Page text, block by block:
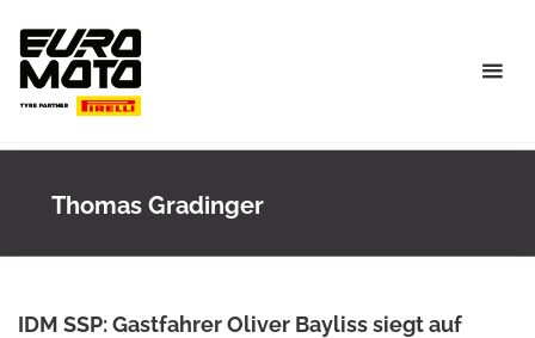
content
Thomas Gradinger
IDM SSP: Gastfahrer Oliver Bayliss siegt auf